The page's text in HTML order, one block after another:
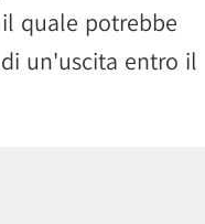
quale potrebbe
un'uscita entro il